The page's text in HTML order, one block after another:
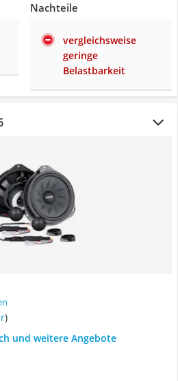
Nachteile
vergleichsweise
geringe
Belastbarkeit
)
und weitere Angebote